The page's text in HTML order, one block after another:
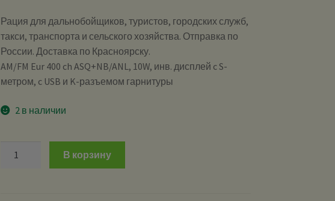
Рация для дальнобойщиков, туристов, городских служб,
такси, транспорта и сельского хозяйства. Отправка по
России. Доставка по Красноярску.
AM/FM Eur 400 ch ASQ+NB/ANL, 10W, инв. дисплей c S-
метром, c USB и K-разъемом гарнитуры
2 в наличии
В корзину